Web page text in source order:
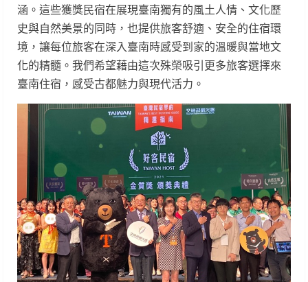
涵。這些獲獎民宿在展現臺南獨有的風土人情、文化歷
史與自然美景的同時，也提供旅客舒適、安全的住宿環
境，讓每位旅客在深入臺南時感受到家的溫暖與當地文
化的精髓。我們希望藉由這次殊榮吸引更多旅客選擇來
臺南住宿，感受古都魅力與現代活力。